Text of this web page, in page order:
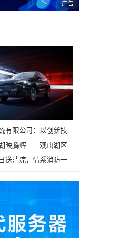
广告
有限公司：以创新技
映腾辉——观山湖区
送清凉，情系消防一